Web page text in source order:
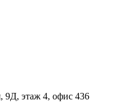
9Д, этаж 4, офис 436